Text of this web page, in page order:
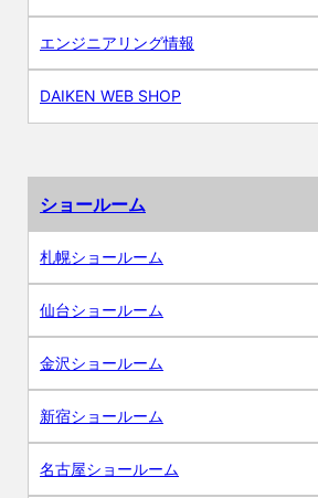
エンジニアリング情報
DAIKEN WEB SHOP
ショールーム
札幌ショールーム
仙台ショールーム
金沢ショールーム
新宿ショールーム
名古屋ショールーム